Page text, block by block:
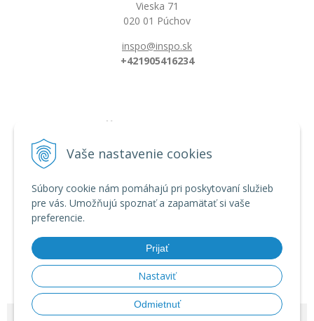
Vaše nastavenie cookies
Súbory cookie nám pomáhajú pri poskytovaní služieb
pre vás. Umožňujú spoznať a zapamätať si vaše
preferencie.
Prijať
Nastaviť
Odmietnuť
Vieska 71
020 01 Púchov
inspo@inspo.sk
+421905416234
Všetko o nákupe
Možnosti platby a doprava
Dĺžka florbalovej hokejky
Zahnutie hokejky/čepele
Veľkostná tabuľka
© 2026 INSPO | Florbal od výrobcu •tvorba eshopu cez UNIobchod